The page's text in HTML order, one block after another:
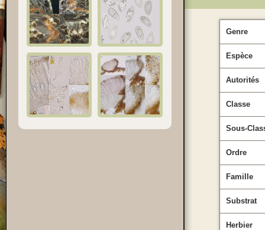
Genre
Espèce
Autorités
Classe
Sous-
Ordre
Famille
Substrat
Herbier